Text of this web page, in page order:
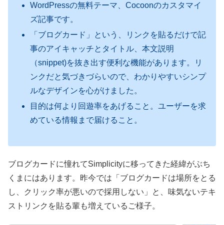
WordPressの無料テーマ、Cocoonのカスタマイ
ズ記事です。
「ブログカード」という、リンクを貼るだけで記
事のアイキャッチとタイトル、本文説明
（snippet)を抜き出す便利な機能があります。リ
ンクだと気づきづらいので、わかりやすいシンプ
ルなデザインを心がけました。
目的は何より回遊率をあげること。ユーザーを求
めている情報まで届けること。
ブログカードに憧れてSimplicityに移ってきた経緯がぶち
くまにはあります。昨今では「ブログカードは場所をとる
し、クリック率が悪いので採用しない」と、味気ないテキ
ストリンクを貼る輩も増えているご様子。